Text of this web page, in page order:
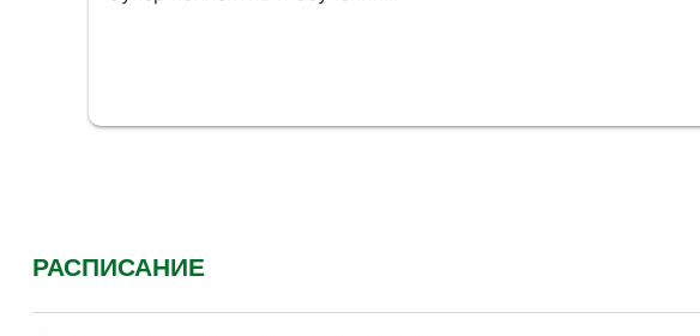
РАСПИСАНИЕ